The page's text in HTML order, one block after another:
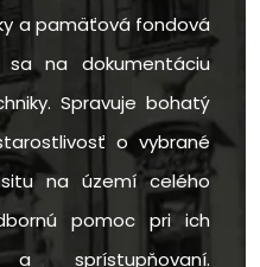
a pamäťová fondová
sa na dokumentáciu
Spravuje bohatý
o vybrané
na území celého
pomoc pri ich
sprístupňovaní.